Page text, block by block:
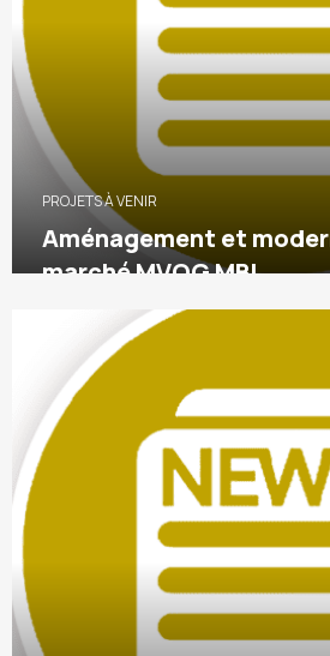
PROJETS À VENIR
Aménagement et
marché MVOG MBI